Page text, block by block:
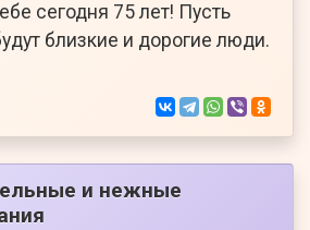
сегодня 75 лет! Пусть
близкие и дорогие люди.
и нежные